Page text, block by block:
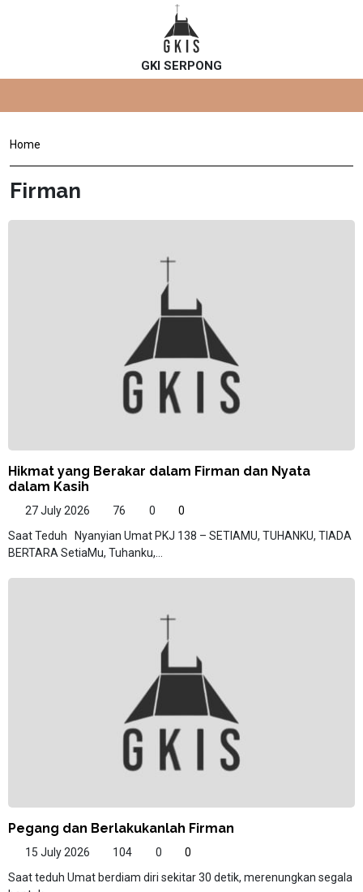
GKI SERPONG
Home
Firman
Hikmat yang Berakar dalam Firman dan Nyata
dalam Kasih
27 July 2026 76 0
0
Saat Teduh Nyanyian Umat PKJ 138 – SETIAMU, TUHANKU, TIADA
BERTARA SetiaMu, Tuhanku,...
Pegang dan Berlakukanlah Firman
15 July 2026 104 0
0
Saat teduh Umat berdiam diri sekitar 30 detik, merenungkan segala